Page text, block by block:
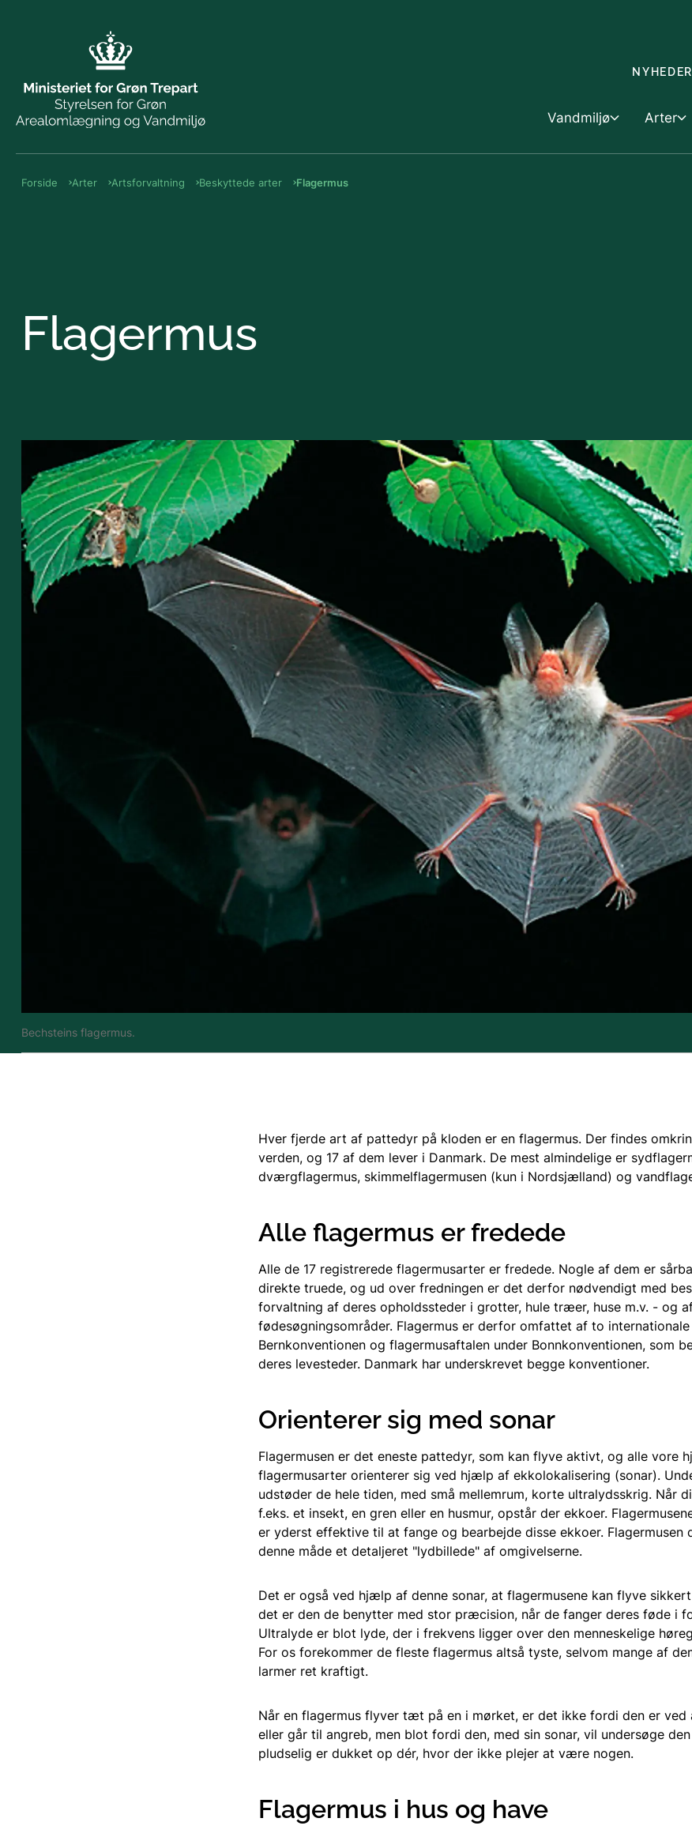
Vandmiljø
Vandområdeplaner
Det Trilaterale
EU's
Arter
Forside Arter Artsforvaltning Beskyttede arter Flagermus
Flagermus
Bechsteins flagermus.
Hver fjerde art af pattedyr på kloden er en flagermus. Der findes
verden, og 17 af dem lever i Danmark. De mest almindelige er
dværgflagermus, skimmelflagermusen (kun i Nordsjælland) og
Alle flagermus er fredede
Alle de 17 registrerede flagermusarter er fredede. Nogle af dem er
direkte truede, og ud over fredningen er det derfor nødvendigt med
forvaltning af deres opholdssteder i grotter, hule træer, huse m.v. - og
fødesøgningsområder. Flagermus er derfor omfattet af to
Bernkonventionen og flagermusaftalen under Bonnkonventionen, som
deres levesteder. Danmark har underskrevet begge konventioner.
Orienterer sig med sonar
Flagermusen er det eneste pattedyr, som kan flyve aktivt, og alle vore
flagermusarter orienterer sig ved hjælp af ekkolokalisering (sonar).
udstøder de hele tiden, med små mellemrum, korte ultralydsskrig. Når
f.eks. et insekt, en gren eller en husmur, opstår der ekkoer.
er yderst effektive til at fange og bearbejde disse ekkoer. Flagermusen
denne måde et detaljeret "lydbillede" af omgivelserne.
Det er også ved hjælp af denne sonar, at flagermusene kan flyve
det er den de benytter med stor præcision, når de fanger deres føde i
Ultralyde er blot lyde, der i frekvens ligger over den menneskelige
For os forekommer de fleste flagermus altså tyste, selvom mange af
larmer ret kraftigt.
Når en flagermus flyver tæt på en i mørket, er det ikke fordi den er ved
eller går til angreb, men blot fordi den, med sin sonar, vil undersøge
pludselig er dukket op dér, hvor der ikke plejer at være nogen.
Flagermus i hus og have